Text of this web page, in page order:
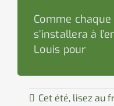
Contacter le maire
Comme
s’installera à
Louis pour
Cet été, lisez au